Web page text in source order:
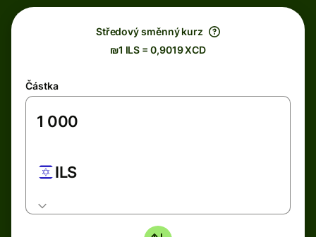
Středový směnný kurz
₪1 ILS = 0,9019 XCD
Částka
ILS